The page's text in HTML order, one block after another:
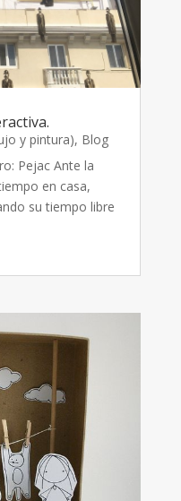
y pintura), Blog
Pejac Ante la
en casa,
su tiempo libre